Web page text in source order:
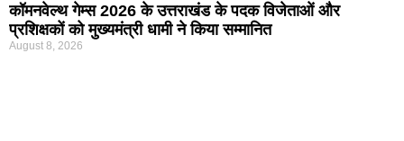
कॉमनवेल्थ गेम्स 2026 के उत्तराखंड के पदक विजेताओं और
प्रशिक्षकों को मुख्यमंत्री धामी ने किया सम्मानित
August 8, 2026